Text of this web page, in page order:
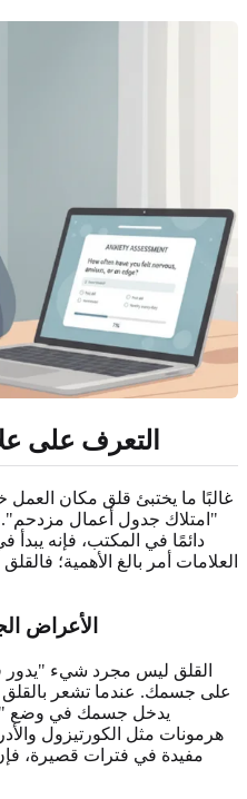
التعرف على
غالبًا ما يختبئ قلق مكان
"امتلاك جدول أعمال مزدحم".
دائمًا في المكتب، فإنه
العلامات أمر بالغ الأهمية؛
الأعراض
القلق ليس مجرد شيء "يدور
على جسمك. عندما تشعر بالقلق
يدخل جسمك في وضع
هرمونات مثل الكورتيزول
مفيدة في فترات قصيرة،